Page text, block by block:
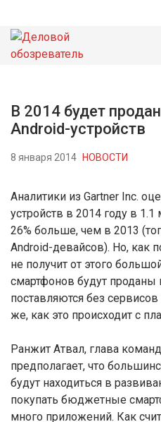
НОВОСТИ
В 2014 будет
Android-устройств
8 января 2014 НОВОСТИ
Аналитики из Gartner Inc.
устройств в 2014 году в
26% больше, чем в 2013
Android-девайсов). Но, как
не получит от этого
смартфонов будут проданы
поставляются без
же, как это происходит с
Ранжит Атвал, глава
предполагает, что
будут находиться в
покупать бюджетные
много приложений. Как